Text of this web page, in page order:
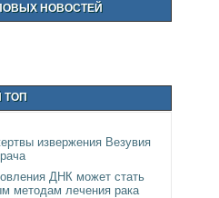
НОВОСТЕЙ
ТОП
извержения Везувия
ДНК может стать
методам лечения рака